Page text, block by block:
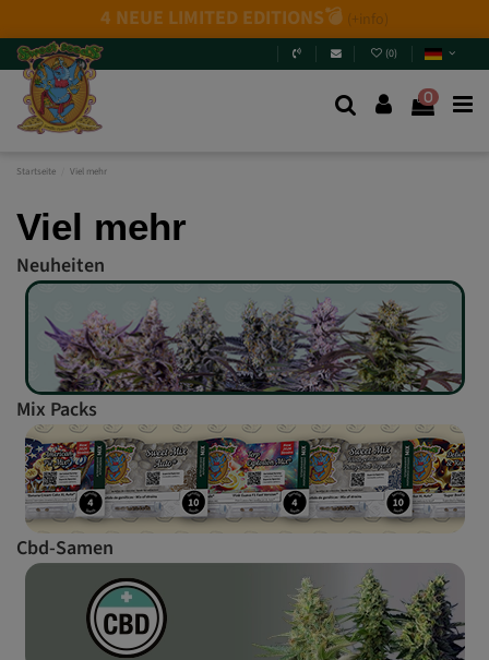
4 NEUE LIMITED EDITIONS💣 (+info)
(0)
0
Startseite Viel mehr
Viel mehr
Neuheiten
Mix Packs
Cbd-Samen